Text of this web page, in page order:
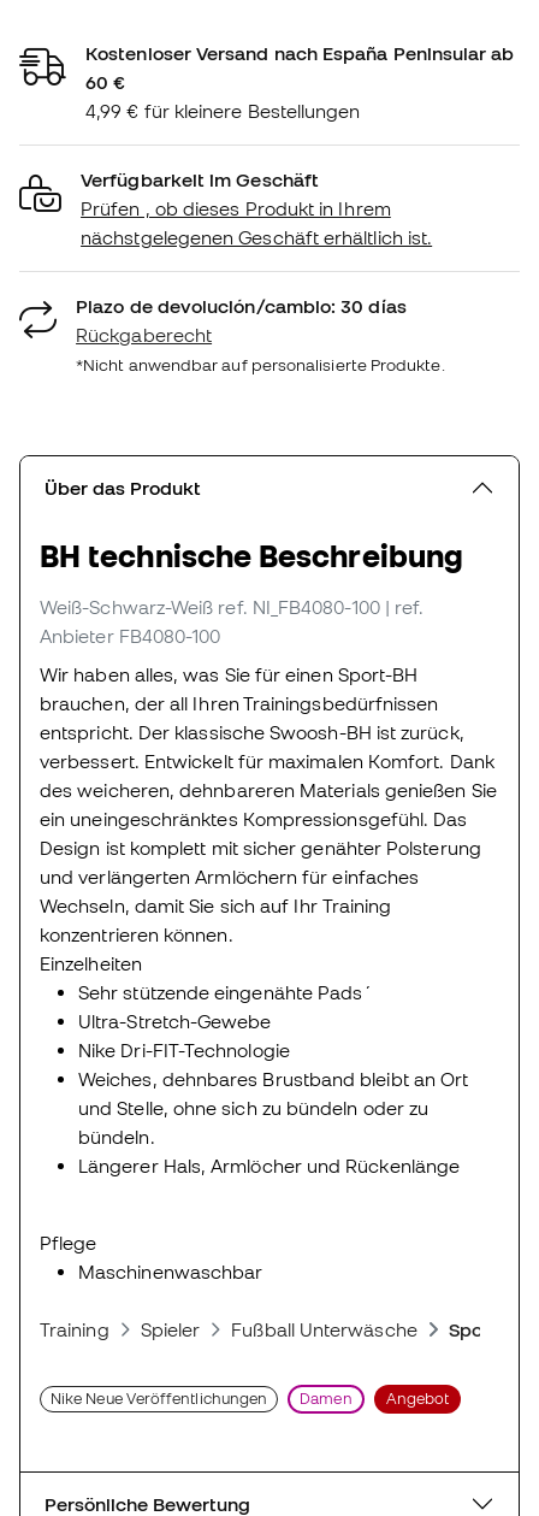
Kostenloser Versand nach España Peninsular ab
60 €
4,99 € für kleinere Bestellungen
Verfügbarkeit im Geschäft
Prüfen , ob dieses Produkt in Ihrem
nächstgelegenen Geschäft erhältlich ist.
Plazo de devolución/cambio: 30 días
Rückgaberecht
*Nicht anwendbar auf personalisierte Produkte.
Über das Produkt
BH technische Beschreibung
Weiß-Schwarz-Weiß ref. NI_FB4080-100 | ref.
Anbieter FB4080-100
Wir haben alles, was Sie für einen Sport-BH
brauchen, der all Ihren Trainingsbedürfnissen
entspricht. Der klassische Swoosh-BH ist zurück,
verbessert. Entwickelt für maximalen Komfort. Dank
des weicheren, dehnbareren Materials genießen Sie
ein uneingeschränktes Kompressionsgefühl. Das
Design ist komplett mit sicher genähter Polsterung
und verlängerten Armlöchern für einfaches
Wechseln, damit Sie sich auf Ihr Training
konzentrieren können.
Einzelheiten
Sehr stützende eingenähte Pads´
Ultra-Stretch-Gewebe
Nike Dri-FIT-Technologie
Weiches, dehnbares Brustband bleibt an Ort
und Stelle, ohne sich zu bündeln oder zu
bündeln.
Längerer Hals, Armlöcher und Rückenlänge
Pflege
Maschinenwaschbar
Training Spieler Fußball Unterwäsche Sport BHs
Nike Neue Veröffentlichungen Damen Angebot
Persönliche Bewertung